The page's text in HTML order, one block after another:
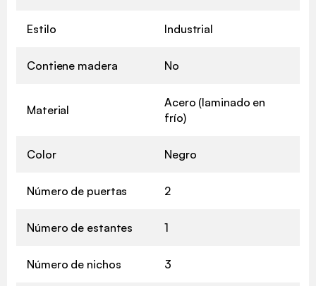
Estilo Industrial
Contiene madera No
Material
Acero (laminado en
frío)
Color Negro
Número de puertas 2
Número de estantes 1
Número de nichos 3